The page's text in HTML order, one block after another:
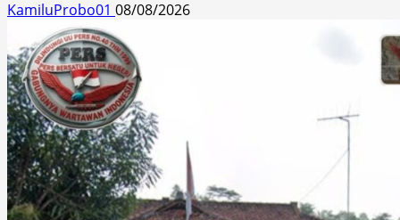
KamiluProbo01 08/08/2026